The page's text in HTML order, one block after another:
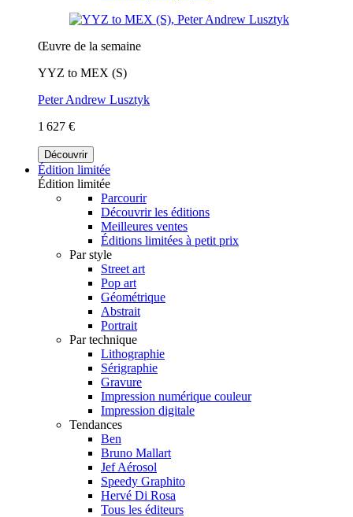
Œuvre de la semaine
YYZ to MEX (S)
Peter Andrew Lusztyk
1 627 €
Découvrir
Édition limitée
Édition limitée
Parcourir
Découvrir les éditions
Meilleures ventes
Éditions limitées à petit prix
Par style
Street art
Pop art
Géométrique
Abstrait
Portrait
Par technique
Lithographie
Sérigraphie
Gravure
Impression numérique couleur
Impression digitale
Tendances
Ben
Bruno Mallart
Jef Aérosol
Speedy Graphito
Hervé Di Rosa
Tous les éditeurs